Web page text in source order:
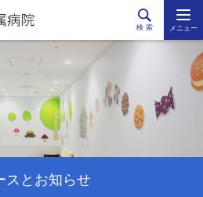
検 索 メニュー
スとお知らせ